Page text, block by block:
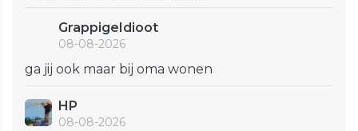
GrappigeIdioot
08-08-2026
ga jij ook maar bij oma wonen
HP
08-08-2026